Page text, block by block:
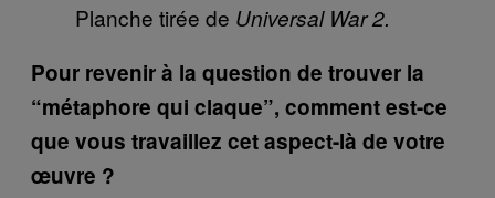
Planche tirée de Universal War 2.
Pour revenir à la question de trouver la
“métaphore qui claque”, comment est-ce
que vous travaillez cet aspect-là de votre
œuvre ?